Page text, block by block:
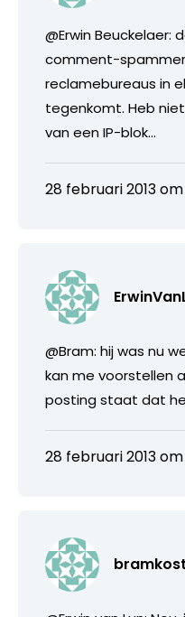
@Erwin Beuckelaer:
comment-
reclamebureaus in
tegenkomt. Heb
van een IP-blok…
28 februari 2013
@Bram: hij was nu
kan me voorstellen
posting staat dat
28 februari 2013